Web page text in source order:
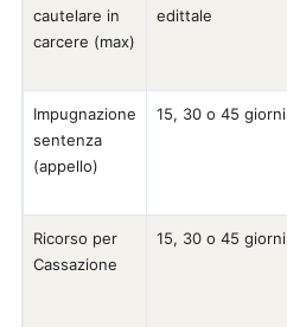
cautelare in
carcere (max)
edittale
Impugnazione
sentenza
(appello)
15, 30 o 45 giorni
Ricorso per
Cassazione
15, 30 o 45 giorni